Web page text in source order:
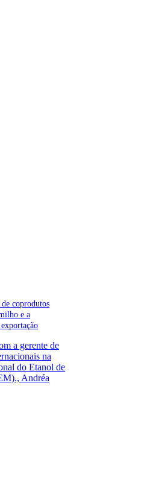
coprodutos
e a
a gerente de
na
do Etanol de
Andréa